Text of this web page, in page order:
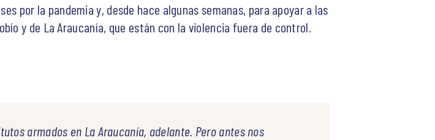
por la pandemia y, desde hace algunas semanas, para apoyar a las
y de La Araucanía, que están con la violencia fuera de control.
armados en La Araucanía, adelante. Pero antes nos